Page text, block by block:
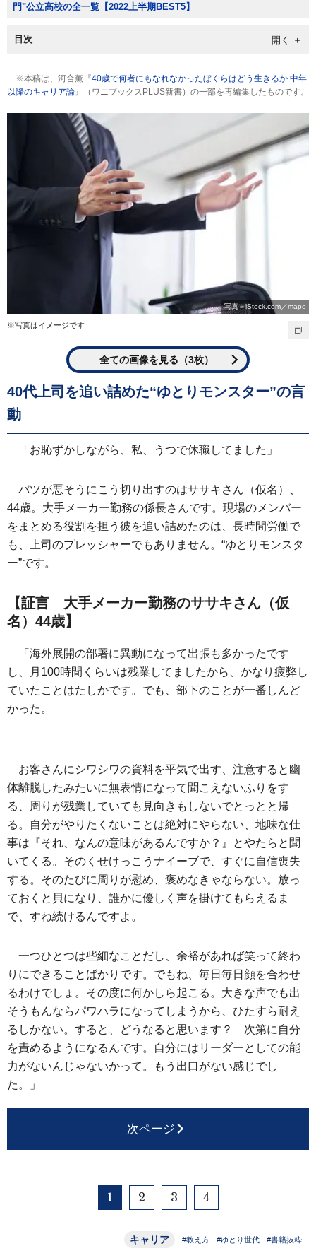
門"公立高校の全一覧【2022上半期BEST5】
目次
※本稿は、河合薫『40歳で何者にもなれなかったぼくらはどう生きるか 中年
以降のキャリア論 』（ワニブックスPLUS新書）の一部を再編集したものです。
写真＝iStock.com／mapo
※写真はイメージです
全ての画像を見る（3枚）
40代上司を追い詰めた“ゆとりモンスター”の言
動
「お恥ずかしながら、私、うつで休職してました」
バツが悪そうにこう切り出すのはササキさん（仮名）、
44歳。大手メーカー勤務の係長さんです。現場のメンバー
をまとめる役割を担う彼を追い詰めたのは、長時間労働で
も、上司のプレッシャーでもありません。“ゆとりモンスタ
ー”です。
【証言 大手メーカー勤務のササキさん（仮
名）44歳】
「海外展開の部署に異動になって出張も多かったです
し、月100時間くらいは残業してましたから、かなり疲弊し
ていたことはたしかです。でも、部下のことが一番しんど
かった。
お客さんにシワシワの資料を平気で出す、注意すると幽
体離脱したみたいに無表情になって聞こえないふりをす
る、周りが残業していても見向きもしないでとっとと帰
る。自分がやりたくないことは絶対にやらない、地味な仕
事は『それ、なんの意味があるんですか？』とやたらと聞
いてくる。そのくせけっこうナイーブで、すぐに自信喪失
する。そのたびに周りが慰め、褒めなきゃならない。放っ
ておくと貝になり、誰かに優しく声を掛けてもらえるま
で、すね続けるんですよ。
一つひとつは些細なことだし、余裕があれば笑って終わ
りにできることばかりです。でもね、毎日毎日顔を合わせ
るわけでしょ。その度に何かしら起こる。大きな声でも出
そうもんならパワハラになってしまうから、ひたすら耐え
るしかない。すると、どうなると思います？ 次第に自分
を責めるようになるんです。自分にはリーダーとしての能
力がないんじゃないかって。もう出口がない感じでし
た。」
次ページ
1 2 3 4
キャリア #教え方 #ゆとり世代 #書籍抜粋